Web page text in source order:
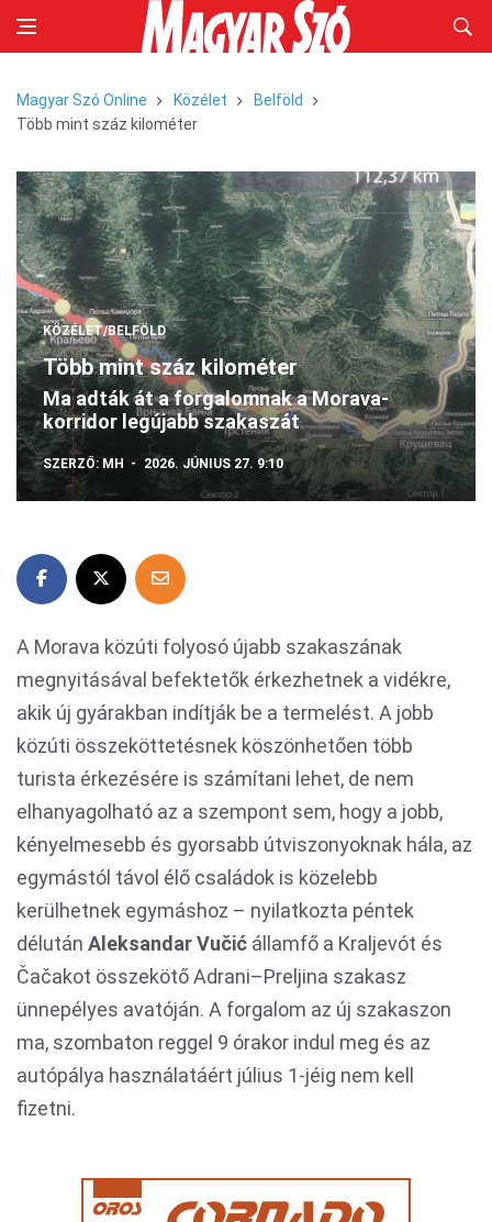
Magyar Szó Online Közélet
Belföld
Több mint száz kilométer
KÖZÉLET/BELFÖLD
Több mint száz kilométer
Ma adták át a forgalomnak a Morava-
korridor legújabb szakaszát
SZERZŐ: MH 2026. JÚNIUS 27. 9:10
A Morava közúti folyosó újabb szakaszának
megnyitásával befektetők érkezhetnek a vidékre,
akik új gyárakban indítják be a termelést. A jobb
közúti összeköttetésnek köszönhetően több
turista érkezésére is számítani lehet, de nem
elhanyagolható az a szempont sem, hogy a jobb,
kényelmesebb és gyorsabb útviszonyoknak hála, az
egymástól távol élő családok is közelebb
kerülhetnek egymáshoz – nyilatkozta péntek
délután Aleksandar Vučić államfő a Kraljevót és
Čačakot összekötő Adrani–Preljina szakasz
ünnepélyes avatóján. A forgalom az új szakaszon
ma, szombaton reggel 9 órakor indul meg és az
autópálya használatáért július 1-jéig nem kell
fizetni.